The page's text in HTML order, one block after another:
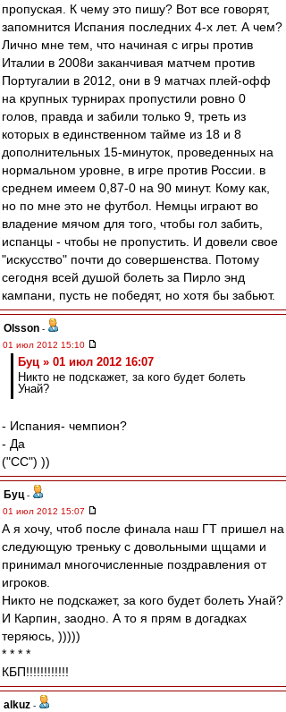
пропуская. К чему это пишу? Вот все говорят,
запомнится Испания последних 4-х лет. А чем?
Лично мне тем, что начиная с игры против
Италии в 2008и заканчивая матчем против
Португалии в 2012, они в 9 матчах плей-офф
на крупных турнирах пропустили ровно 0
голов, правда и забили только 9, треть из
которых в единственном тайме из 18 и 8
дополнительных 15-минуток, проведенных на
нормальном уровне, в игре против России. в
среднем имеем 0,87-0 на 90 минут. Кому как,
но по мне это не футбол. Немцы играют во
владение мячом для того, чтобы гол забить,
испанцы - чтобы не пропустить. И довели свое
"искусство" почти до совершенства. Потому
сегодня всей душой болеть за Пирло энд
кампани, пусть не победят, но хотя бы забьют.
Olsson -
01 июл 2012 15:10
Буц » 01 июл 2012 16:07
Никто не подскажет, за кого будет болеть
Унай?
- Испания- чемпион?
- Да
("CC") ))
Буц -
01 июл 2012 15:07
А я хочу, чтоб после финала наш ГТ пришел на
следующую треньку с довольными щщами и
принимал многочисленные поздравления от
игроков.
Никто не подскажет, за кого будет болеть Унай?
И Карпин, заодно. А то я прям в догадках
теряюсь, )))))
* * * *
КБП!!!!!!!!!!!!
alkuz -